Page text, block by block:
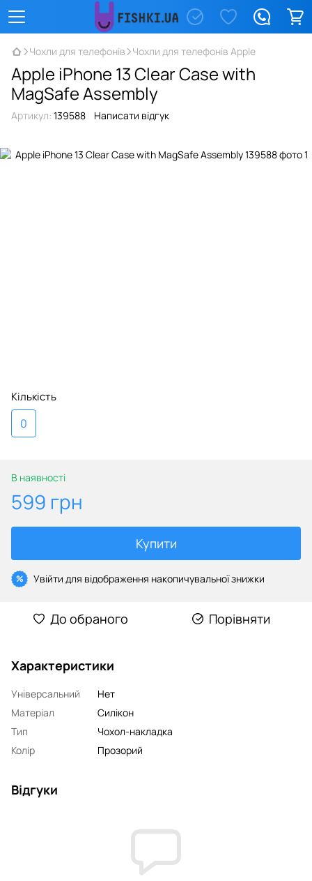
Чохли для телефонів Чохли для телефонів Apple
Apple iPhone 13 Clear Case with
MagSafe Assembly
Артикул: 139588 Написати відгук
Кількість
0
В наявності
599 грн
Купити
% Увійти для відображення накопичувальної знижки
До обраного Порівняти
Характеристики
Універсальний
Нет
Матеріал
Силікон
Тип
Чохол-накладка
Колір
Прозорий
Відгуки